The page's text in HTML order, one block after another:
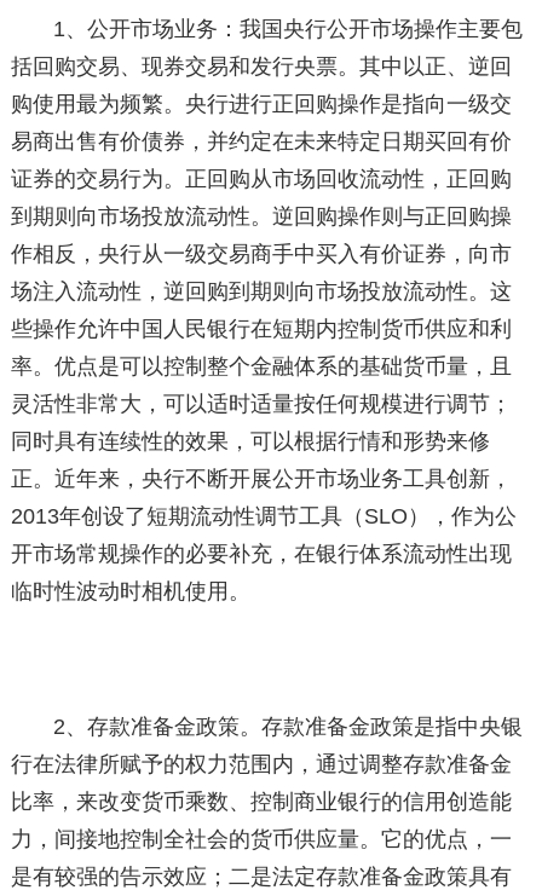
1、公开市场业务：我国央行公开市场操作主要包
括回购交易、现券交易和发行央票。其中以正、逆回
购使用最为频繁。央行进行正回购操作是指向一级交
易商出售有价债券，并约定在未来特定日期买回有价
证券的交易行为。正回购从市场回收流动性，正回购
到期则向市场投放流动性。逆回购操作则与正回购操
作相反，央行从一级交易商手中买入有价证券，向市
场注入流动性，逆回购到期则向市场投放流动性。这
些操作允许中国人民银行在短期内控制货币供应和利
率。优点是可以控制整个金融体系的基础货币量，且
灵活性非常大，可以适时适量按任何规模进行调节；
同时具有连续性的效果，可以根据行情和形势来修
正。近年来，央行不断开展公开市场业务工具创新，
2013年创设了短期流动性调节工具（SLO），作为公
开市场常规操作的必要补充，在银行体系流动性出现
临时性波动时相机使用。
2、存款准备金政策。存款准备金政策是指中央银
行在法律所赋予的权力范围内，通过调整存款准备金
比率，来改变货币乘数、控制商业银行的信用创造能
力，间接地控制全社会的货币供应量。它的优点，一
是有较强的告示效应；二是法定存款准备金政策具有